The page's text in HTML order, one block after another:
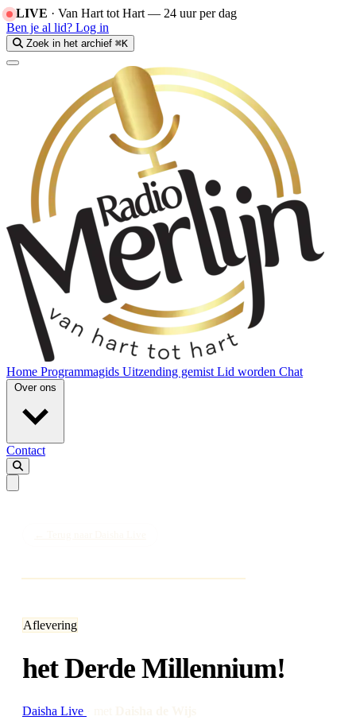
LIVE · Van Hart tot Hart — 24 uur per dag
Ben je al lid? Log in
Zoek in het archief ⌘K
Home Programmagids Uitzending gemist Lid worden Chat
Over ons
Contact
Aflevering
het Derde Millennium!
Daisha Live